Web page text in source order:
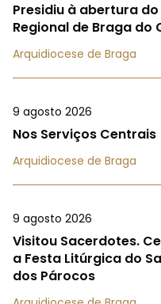
Presidiu à abertura
Regional de Braga do
Arquidiocese de Braga
9 agosto 2026
Nos Serviços Centrais
Arquidiocese de Braga
9 agosto 2026
Visitou Sacerdotes.
a Festa Litúrgica do
dos Párocos